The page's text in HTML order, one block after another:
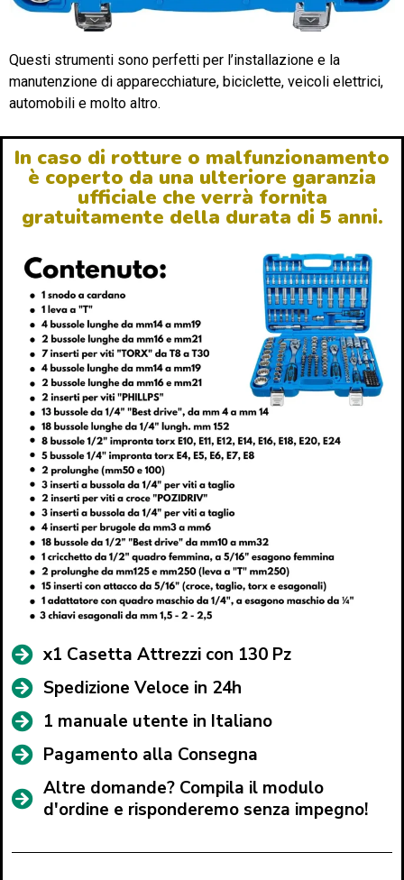
Questi strumenti sono perfetti per l’installazione e la
manutenzione di apparecchiature, biciclette, veicoli elettrici,
automobili e molto altro.
In caso di rotture o malfunzionamento
è coperto da una ulteriore garanzia
ufficiale che verrà fornita
gratuitamente della durata di 5 anni.
x1 Casetta Attrezzi con 130 Pz
Spedizione Veloce in 24h
1 manuale utente in Italiano
Pagamento alla Consegna
Altre domande? Compila il modulo
d'ordine e risponderemo senza impegno!